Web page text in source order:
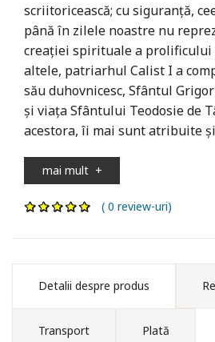
scriitoricească; cu siguranță,
până în zilele noastre nu
creației spirituale a
altele, patriarhul Calist I a
său duhovnicesc, Sfântul
și viața Sfântului Teodosie de
acestora, îi mai sunt atribuite și
mai mult +
( 0 review-uri)
Detalii despre produs
Transport Plată